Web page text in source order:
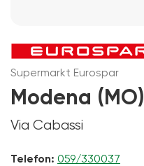
Supermarkt Eurospar
Modena (MO)
Via Cabassi
Telefon: 059/330037